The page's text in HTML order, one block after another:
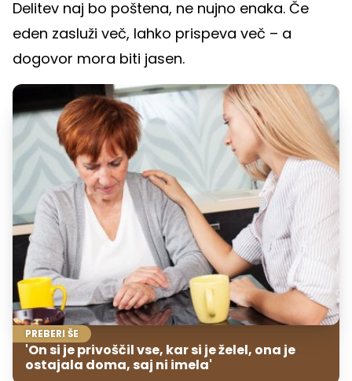
Delitev naj bo poštena, ne nujno enaka. Če
eden zasluži več, lahko prispeva več – a
dogovor mora biti jasen.
PREBERI ŠE
'On si je privoščil vse, kar si je želel, ona je
ostajala doma, saj ni imela'